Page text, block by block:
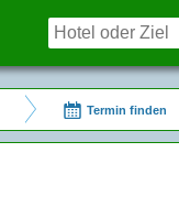
Termin finden